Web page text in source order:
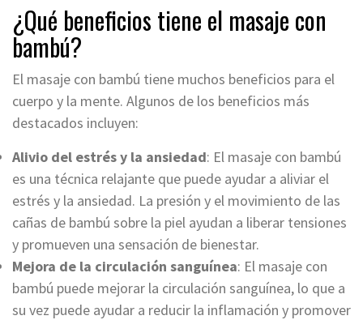
¿Qué beneficios tiene el masaje con
bambú?
El masaje con bambú tiene muchos beneficios para el
cuerpo y la mente. Algunos de los beneficios más
destacados incluyen:
Alivio del estrés y la ansiedad: El masaje con bambú
es una técnica relajante que puede ayudar a aliviar el
estrés y la ansiedad. La presión y el movimiento de las
cañas de bambú sobre la piel ayudan a liberar tensiones
y promueven una sensación de bienestar.
Mejora de la circulación sanguínea: El masaje con
bambú puede mejorar la circulación sanguínea, lo que a
su vez puede ayudar a reducir la inflamación y promover